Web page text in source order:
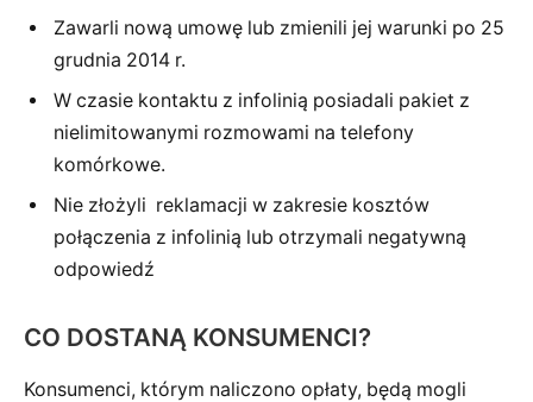
Zawarli nową umowę lub zmienili jej warunki po 25
grudnia 2014 r.
W czasie kontaktu z infolinią posiadali pakiet z
nielimitowanymi rozmowami na telefony
komórkowe.
Nie złożyli reklamacji w zakresie kosztów
połączenia z infolinią lub otrzymali negatywną
odpowiedź
CO DOSTANĄ KONSUMENCI?
Konsumenci, którym naliczono opłaty, będą mogli